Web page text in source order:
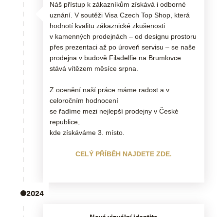
Náš přístup k zákazníkům získává i odborné
uznání. V soutěži Visa Czech Top Shop, která
hodnotí kvalitu zákaznické zkušenosti
v kamenných prodejnách – od designu prostoru
přes prezentaci až po úroveň servisu – se naše
prodejna v budově Filadelfie na Brumlovce
stává vítězem měsíce srpna.
Z ocenění naší práce máme radost a v
celoročním hodnocení
se řadíme mezi nejlepší prodejny v České
republice,
kde získáváme 3. místo.
CELÝ PŘÍBĚH NAJDETE ZDE.
2024